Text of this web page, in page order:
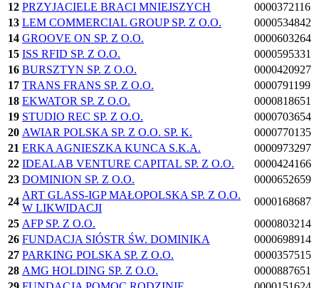
12 PRZYJACIELE BRACI MNIEJSZYCH
0000372116
13 LEM COMMERCIAL GROUP SP. Z O.O.
0000534842
14 GROOVE ON SP. Z O.O.
0000603264
15 ISS RFID SP. Z O.O.
0000595331
16 BURSZTYN SP. Z O.O.
0000420927
17 TRANS FRANS SP. Z O.O.
0000791199
18 EKWATOR SP. Z O.O.
0000818651
19 STUDIO REC SP. Z O.O.
0000703654
20 AWIAR POLSKA SP. Z O.O. SP. K.
0000770135
21 ERKA AGNIESZKA KUNCA S.K.A.
0000973297
22 IDEALAB VENTURE CAPITAL SP. Z O.O.
0000424166
23 DOMINION SP. Z O.O.
0000652659
24
ART GLASS-IGP MAŁOPOLSKA SP. Z O.O.
W LIKWIDACJI
0000168687
25 AFP SP. Z O.O.
0000803214
26 FUNDACJA SIÓSTR ŚW. DOMINIKA
0000698914
27 PARKING POLSKA SP. Z O.O.
0000357515
28 AMG HOLDING SP. Z O.O.
0000887651